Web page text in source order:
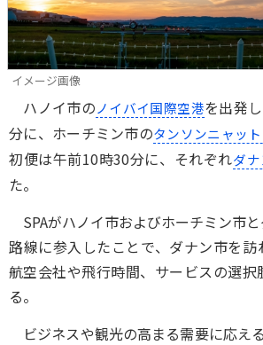
イメージ画像
ハノイ市のノイバイ国際空港を出発
分に、ホーチミン市のタンソンニャッ
初便は午前10時30分に、それぞれダ
た。
SPAがハノイ市およびホーチミン市
路線に参入したことで、ダナン市を訪
航空会社や飛行時間、サービスの選択
る。
ビジネスや観光の高まる需要に応え